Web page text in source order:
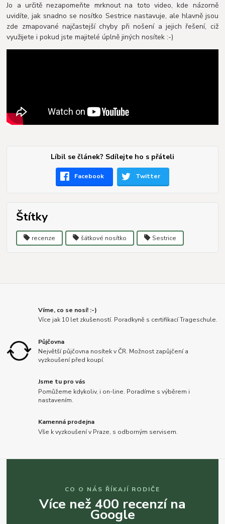
Jo a určitě nezapomeňte mrknout na toto video, kde názorně
uvidíte, jak snadno se nosítko Sestrice nastavuje, ale hlavně jsou
zde zmapované najčastejší chyby při nošení a jejich řešení, ciž
využijete i pokud jste majitelé úplně jiných nosítek :-)
Líbil se článek? Sdílejte ho s přáteli
Facebook Twitter
Štítky
recenze šátkové nosítko Sestrice
Víme, co se nosí! :-)
Více jak 10 let zkušeností. Poradkyně s certifikací Trageschule.
Půjčovna
Největší půjčovna nosítek v ČR. Možnost zapůjčení a
vyzkoušení před koupí.
Jsme tu pro vás
Pomůžeme kdykoliv, i on-line. Poradíme s výběrem i
nastavením.
Kamenná prodejna
Vše k vyzkoušení v Praze, s odborným servisem.
CO O NÁS ŘÍKAJÍ RODIČE
Více než 400 recenzí na
Google